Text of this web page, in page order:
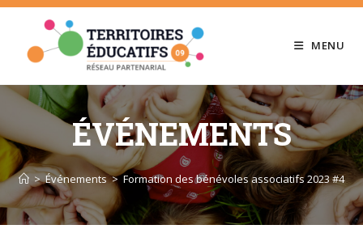
Skip
content
MENU
ÉVÉNEMENTS
> Événements > Formation des bénévoles associatifs 2023 #4